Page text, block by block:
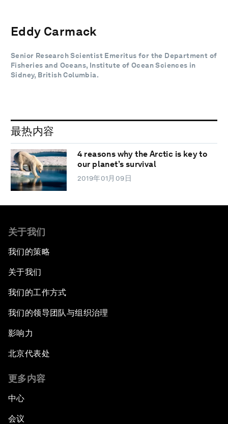
Eddy Carmack
Senior Research Scientist Emeritus for the Department of
Fisheries and Oceans, Institute of Ocean Sciences in
Sidney, British Columbia.
最热内容
4 reasons why the Arctic is key to
our planet’s survival
2019年01月09日
关于我们
我们的策略
关于我们
我们的工作方式
我们的领导团队与组织治理
影响力
北京代表处
更多内容
中心
会议